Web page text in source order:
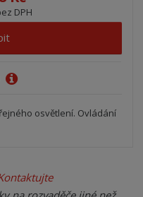
DPH
osvětlení. Ovládání